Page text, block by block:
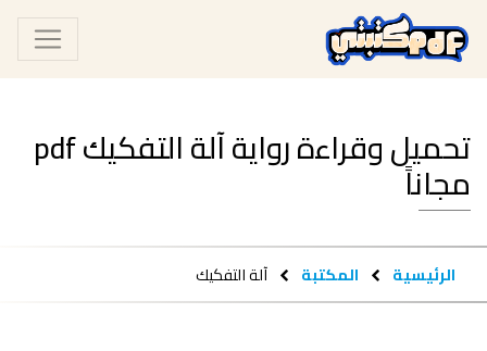
تحميل وقراءة رواية آلة التفكيك pdf
مجاناً
الرئيسية المكتبة آلة التفكيك